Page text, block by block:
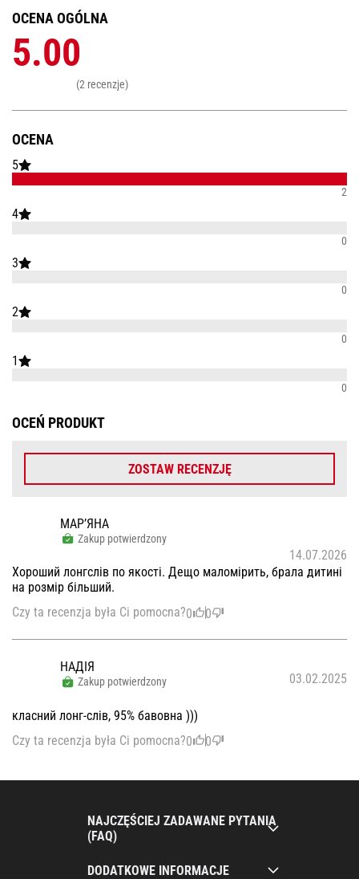
OCENA
5
2
4
0
3
0
2
0
1
0
OCENA OGÓLNA
5.00
(2 recenzje)
OCEŃ PRODUKT
ZOSTAW RECENZJĘ
МАР’ЯНА
Zakup potwierdzony
14.07.2026
Хороший лонгслів по якості. Дещо маломірить, брала дитині
на розмір більший.
Czy ta recenzja była Ci pomocna?0 0
НАДІЯ
Zakup potwierdzony 03.02.2025
класний лонг-слів, 95% бавовна )))
Czy ta recenzja była Ci pomocna?0 0
NAJCZĘŚCIEJ ZADAWANE PYTANIA
(FAQ)
DODATKOWE INFORMACJE